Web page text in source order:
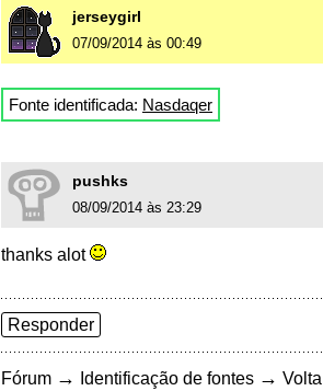
jerseygirl
07/09/2014 às 00:49
Fonte identificada: Nasdaqer
pushks
08/09/2014 às 23:29
thanks alot
Responder
Fórum → Identificação de fontes →